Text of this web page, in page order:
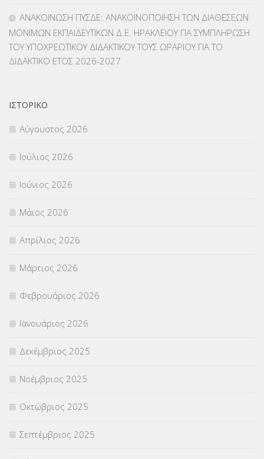
ΜΕΤΑΦΟΡΑ ΜΑΘΗΤΩΝ(3)
ΝΟΜΟΘΕΣΙΑ(66)
ΑΝΑΚΟΙΝΩΣΗ ΠΥΣΔΕ: ΑΝΑΚΟΙΝΟΠΟΙΗΣΗ ΤΩΝ ΔΙΑΘΕΣΕΩΝ
ΜΟΝΙΜΩΝ ΕΚΠΑΙΔΕΥΤΙΚΩΝ Δ.Ε. ΗΡΑΚΛΕΙΟΥ ΓΙΑ ΣΥΜΠΛΗΡΩΣΗ
ΤΟΥ ΥΠΟΧΡΕΩΤΙΚΟΥ ΔΙΔΑΚΤΙΚΟΥ ΤΟΥΣ ΩΡΑΡΙΟΥ ΓΙΑ ΤΟ
ΔΙΔΑΚΤΙΚΟ ΕΤΟΣ 2026-2027
ΙΣΤΟΡΙΚΌ
Αύγουστος 2026
Ιούλιος 2026
Ιούνιος 2026
Μάιος 2026
Απρίλιος 2026
Μάρτιος 2026
Φεβρουάριος 2026
Ιανουάριος 2026
Δεκέμβριος 2025
Νοέμβριος 2025
Οκτώβριος 2025
Σεπτέμβριος 2025